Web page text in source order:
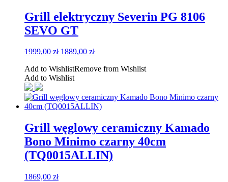
Grill elektryczny Severin PG 8106
SEVO GT
1999,00zł Pierwotna
wynosiła:
1999,00 zł.
1889,00 złAktualna
wynosi:
Add to WishlistRemove from Wishlist
Add to Wishlist
Grill węglowy ceramiczny Kamado
Bono Minimo czarny 40cm
(TQ0015ALLIN)
1869,00 zł